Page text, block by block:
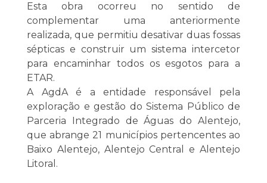
Esta obra ocorreu no sentido de
complementar uma anteriormente
realizada, que permitiu desativar duas fossas
sépticas e construir um sistema intercetor
para encaminhar todos os esgotos para a
ETAR.
A AgdA é a entidade responsável pela
exploração e gestão do Sistema Público de
Parceria Integrado de Águas do Alentejo,
que abrange 21 municípios pertencentes ao
Baixo Alentejo, Alentejo Central e Alentejo
Litoral.